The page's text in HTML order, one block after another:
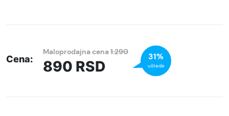
Cena:
Maloprodajna cena1.290
890 RSD
31%
uštede